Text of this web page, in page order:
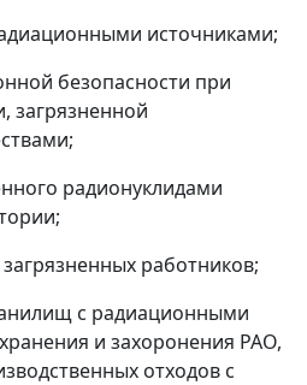
источниками;
безопасности при
загрязненной
радионуклидами
работников;
с радиационными
и захоронения РАО,
отходов с